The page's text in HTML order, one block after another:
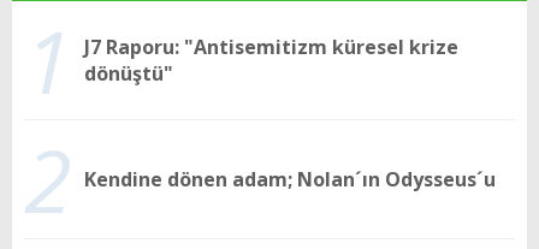
1
J7 Raporu: "Antisemitizm küresel krize
dönüştü"
2 Kendine dönen adam; Nolan´ın Odysseus´u